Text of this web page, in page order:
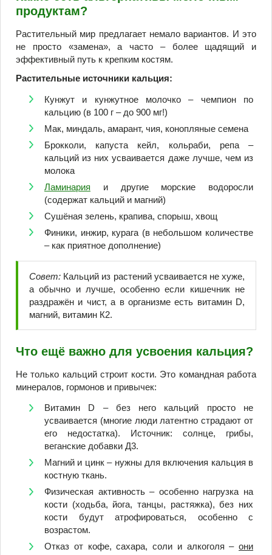
продуктам?
Растительный мир предлагает немало вариантов. И это
не просто «замена», а часто – более щадящий и
эффективный путь к крепким костям.
Растительные источники кальция:
Кунжут и кунжутное молочко – чемпион по
кальцию (в 100 г – до 900 мг!)
Мак, миндаль, амарант, чия, конопляные семена
Брокколи, капуста кейл, кольраби, репа –
кальций из них усваивается даже лучше, чем из
молока
Ламинария и другие морские водоросли
(содержат кальций и магний)
Сушёная зелень, крапива, спорыш, хвощ
Финики, инжир, курага (в небольшом количестве
– как приятное дополнение)
Совет: Кальций из растений усваивается не хуже,
а обычно и лучше, особенно если кишечник не
раздражён и чист, а в организме есть витамин D,
магний, витамин К2.
Что ещё важно для усвоения кальция?
Не только кальций строит кости. Это командная работа
минералов, гормонов и привычек:
Витамин D – без него кальций просто не
усваивается (многие люди латентно страдают от
его недостатка). Источник: солнце, грибы,
веганские добавки Д3.
Магний и цинк – нужны для включения кальция в
костную ткань.
Физическая активность – особенно нагрузка на
кости (ходьба, йога, танцы, растяжка), без них
кости будут атрофироваться, особенно с
возрастом.
Отказ от кофе, сахара, соли и алкоголя – они